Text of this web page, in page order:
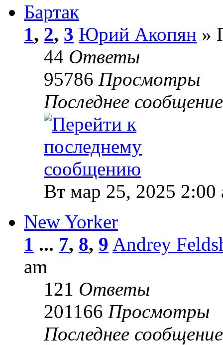
Бартак
1, 2, 3 Юрий Акопян »
44 Ответы
95786 Просмотры
Последнее
Вт мар 25, 2025 2:00
New Yorker
1 ... 7, 8, 9 Andrey
am
121 Ответы
201166 Просмотры
Последнее